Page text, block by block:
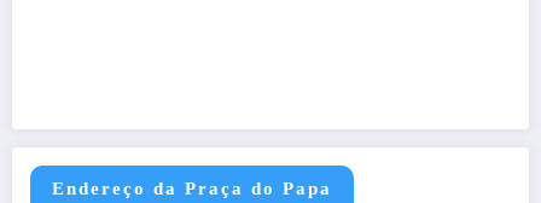
Endereço da Praça do Papa